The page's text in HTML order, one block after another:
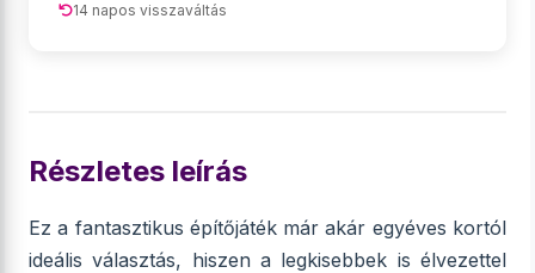
14 napos visszaváltás
Részletes leírás
Ez a fantasztikus építőjáték már akár egyéves kortól
ideális választás, hiszen a legkisebbek is élvezettel